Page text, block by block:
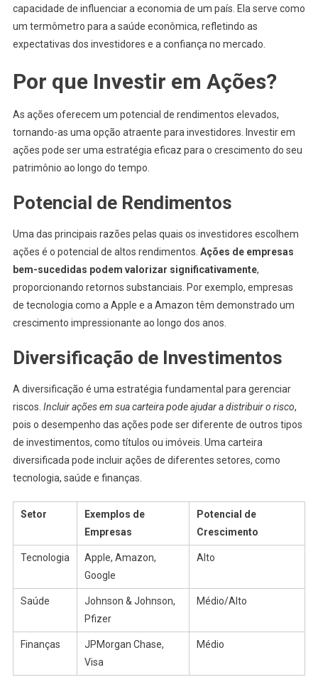
capacidade de influenciar a economia de um país. Ela serve como
um termômetro para a saúde econômica, refletindo as
expectativas dos investidores e a confiança no mercado.
Por que Investir em Ações?
As ações oferecem um potencial de rendimentos elevados,
tornando-as uma opção atraente para investidores. Investir em
ações pode ser uma estratégia eficaz para o crescimento do seu
patrimônio ao longo do tempo.
Potencial de Rendimentos
Uma das principais razões pelas quais os investidores escolhem
ações é o potencial de altos rendimentos. Ações de empresas
bem-sucedidas podem valorizar significativamente,
proporcionando retornos substanciais. Por exemplo, empresas
de tecnologia como a Apple e a Amazon têm demonstrado um
crescimento impressionante ao longo dos anos.
Diversificação de Investimentos
A diversificação é uma estratégia fundamental para gerenciar
riscos. Incluir ações em sua carteira pode ajudar a distribuir o risco,
pois o desempenho das ações pode ser diferente de outros tipos
de investimentos, como títulos ou imóveis. Uma carteira
diversificada pode incluir ações de diferentes setores, como
tecnologia, saúde e finanças.
Setor
Exemplos de
Empresas
Potencial de
Crescimento
Tecnologia
Apple, Amazon,
Google
Alto
Saúde
Johnson & Johnson,
Pfizer
Médio/Alto
Finanças
JPMorgan Chase,
Visa
Médio